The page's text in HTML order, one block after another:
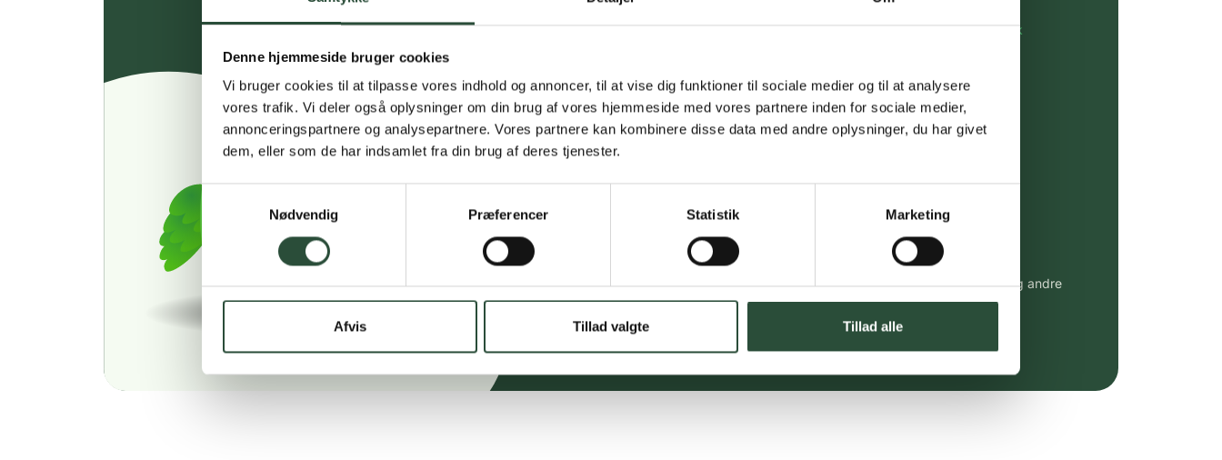
Denne hjemmeside bruger cookies
Vi bruger cookies til at tilpasse vores indhold og annoncer, til at vise dig funktioner til sociale medier og til at analysere
vores trafik. Vi deler også oplysninger om din brug af vores hjemmeside med vores partnere inden for sociale medier,
annonceringspartnere og analysepartnere. Vores partnere kan kombinere disse data med andre oplysninger, du har givet
dem, eller som de har indsamlet fra din brug af deres tjenester.
Samtykkevalg
Nødvendig
Præferencer Statistik Marketing
Afvis Tillad valgte Tillad alle
Få hjælp til din webordre på:kundeservice@uglecare.dk
Hurtig levering (30 min. i Kbh)
Hurtigt leveringen via GLS, og DAO
Stort udvalg af kendte produkter
Vi tilbyder et stort udvalg af kendte cremer, vitaminer og andre
spændende produkter – altid til fast lav pris.
Læs mere om Uglecare.dk her